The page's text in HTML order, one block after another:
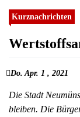
Kurznachrichten
Do. Apr. 1 , 2021
Die Stadt
bleiben. Die